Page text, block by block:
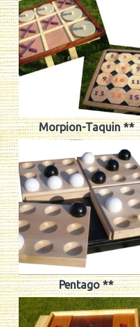
Morpion-Taquin **
Pentago **